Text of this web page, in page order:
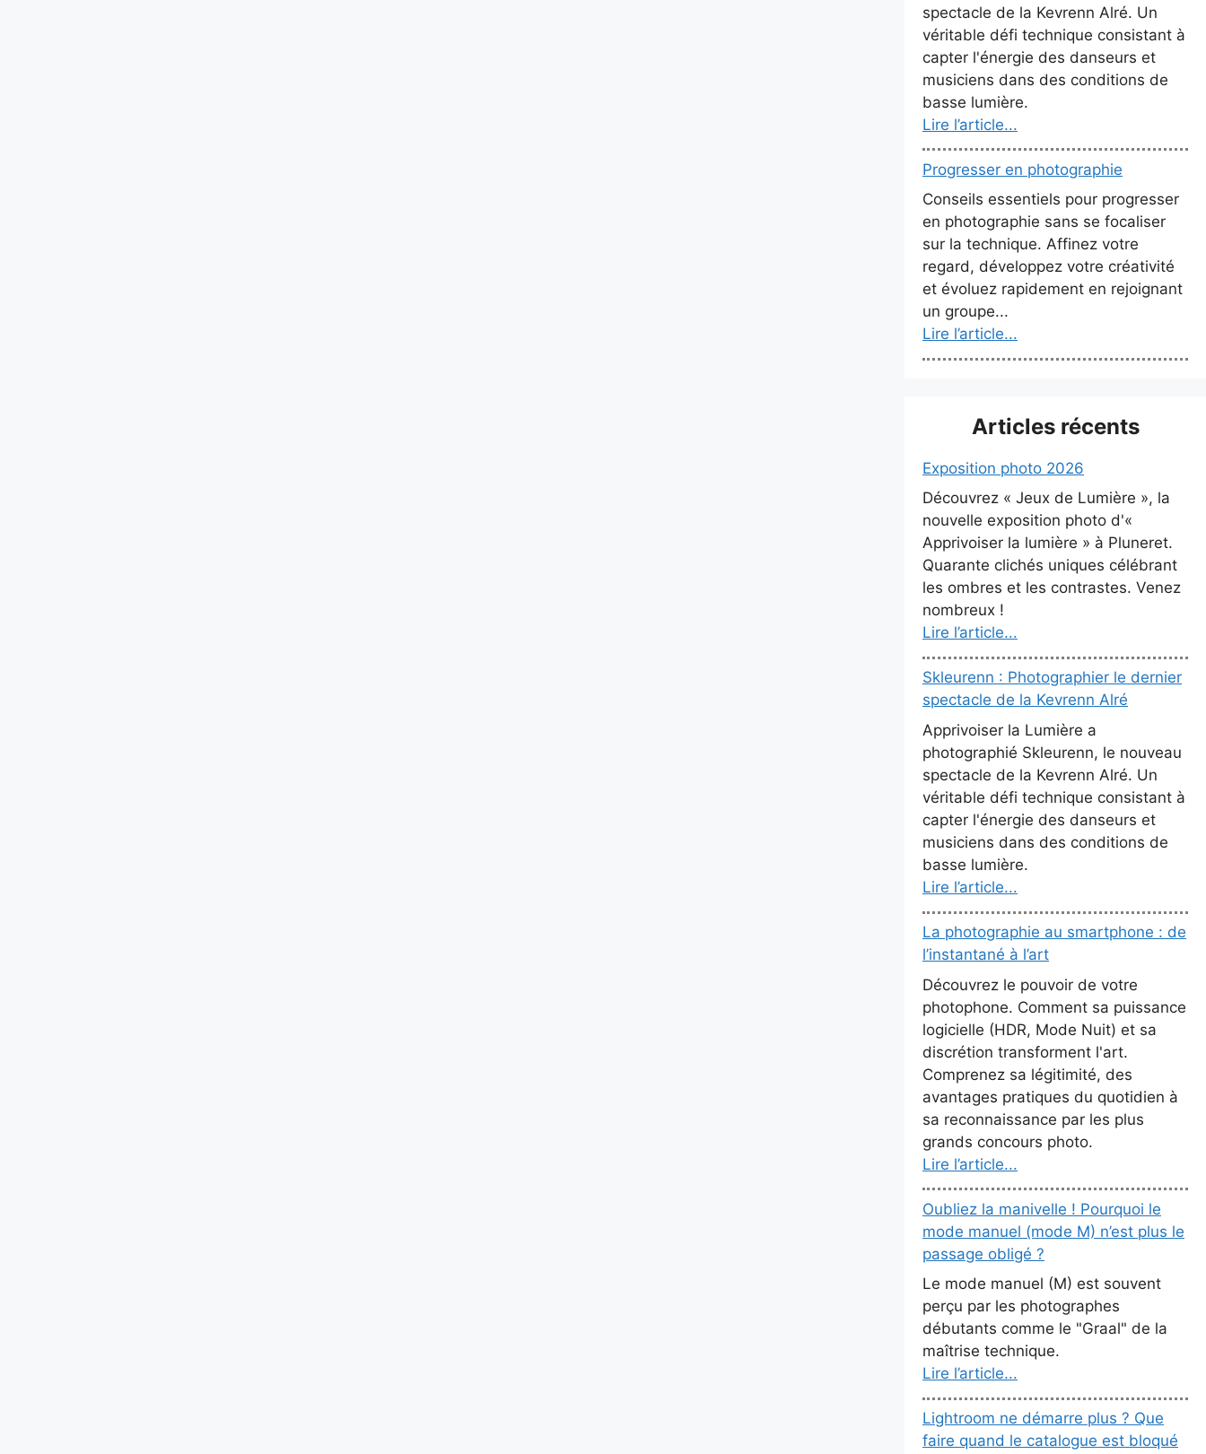
spectacle de la Kevrenn Alré. Un
véritable défi technique consistant à
capter l'énergie des danseurs et
musiciens dans des conditions de
basse lumière.
Lire l’article...
Progresser en photographie
Conseils essentiels pour progresser
en photographie sans se focaliser
sur la technique. Affinez votre
regard, développez votre créativité
et évoluez rapidement en rejoignant
un groupe...
Lire l’article...
Articles récents
Exposition photo 2026
Découvrez « Jeux de Lumière », la
nouvelle exposition photo d'«
Apprivoiser la lumière » à Pluneret.
Quarante clichés uniques célébrant
les ombres et les contrastes. Venez
nombreux !
Lire l’article...
Skleurenn : Photographier le dernier
spectacle de la Kevrenn Alré
Apprivoiser la Lumière a
photographié Skleurenn, le nouveau
spectacle de la Kevrenn Alré. Un
véritable défi technique consistant à
capter l'énergie des danseurs et
musiciens dans des conditions de
basse lumière.
Lire l’article...
La photographie au smartphone : de
l’instantané à l’art
Découvrez le pouvoir de votre
photophone. Comment sa puissance
logicielle (HDR, Mode Nuit) et sa
discrétion transforment l'art.
Comprenez sa légitimité, des
avantages pratiques du quotidien à
sa reconnaissance par les plus
grands concours photo.
Lire l’article...
Oubliez la manivelle ! Pourquoi le
mode manuel (mode M) n’est plus le
passage obligé ?
Le mode manuel (M) est souvent
perçu par les photographes
débutants comme le "Graal" de la
maîtrise technique.
Lire l’article...
Lightroom ne démarre plus ? Que
faire quand le catalogue est bloqué